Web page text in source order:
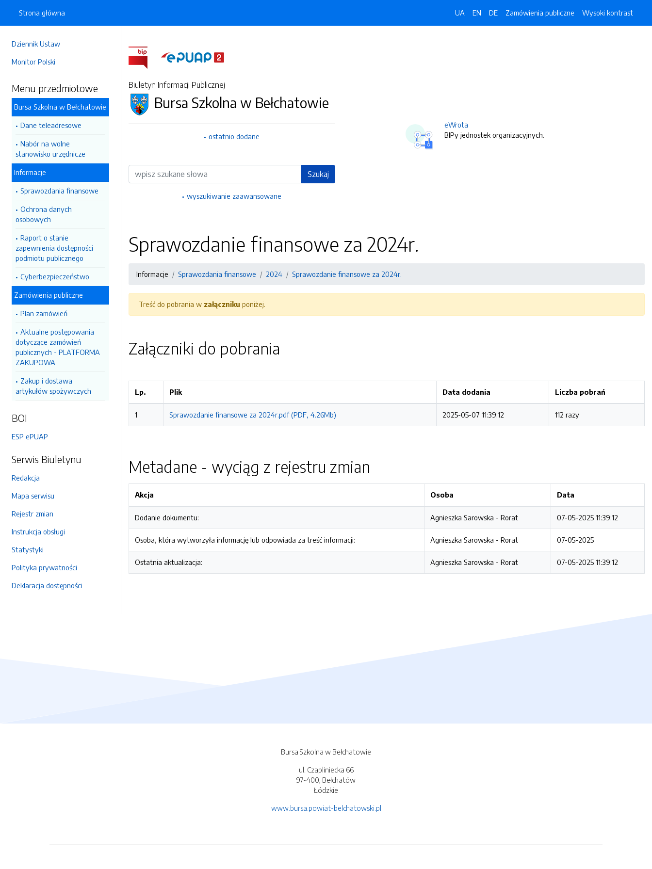
Dziennik Ustaw
Monitor Polski
Menu przedmiotowe
Bursa Szkolna w Bełchatowie
Dane teleadresowe
Nabór na wolne
stanowisko urzędnicze
Informacje
Sprawozdania finansowe
Ochrona danych
osobowych
Raport o stanie
zapewnienia dostępności
podmiotu publicznego
Cyberbezpieczeństwo
Zamówienia publiczne
Plan zamówień
Aktualne postępowania
dotyczące zamówień
publicznych - PLATFORMA
ZAKUPOWA
Zakup i dostawa
artykułów spożywczych
BOI
ESP ePUAP
Serwis Biuletynu
Redakcja
Mapa serwisu
Rejestr zmian
Instrukcja obsługi
Statystyki
Polityka prywatności
Deklaracja dostępności
Strona główna UA EN DE Zamówienia publiczne Wysoki kontrast
Biuletyn Informacji Publicznej
Bursa Szkolna w Bełchatowie
ostatnio dodane
Wyszukiwarka Szukaj
wyszukiwanie zaawansowane
eWrota
BIPy jednostek organizacyjnych.
Sprawozdanie finansowe za 2024r.
Informacje Sprawozdania finansowe 2024 Sprawozdanie finansowe za 2024r.
Treść do pobrania w załączniku poniżej.
Załączniki do pobrania
Lp. Plik Data dodania Liczba pobrań
1 Sprawozdanie finansowe za 2024r.pdf (PDF, 4.26Mb) 2025-05-07 11:39:12 112 razy
Metadane - wyciąg z rejestru zmian
Akcja Osoba Data
Dodanie dokumentu: Agnieszka Sarowska - Rorat 07-05-2025 11:39:12
Osoba, która wytworzyła informację lub odpowiada za treść informacji: Agnieszka Sarowska - Rorat 07-05-2025
Ostatnia aktualizacja: Agnieszka Sarowska - Rorat 07-05-2025 11:39:12
Bursa Szkolna w Bełchatowie
ul. Czapliniecka 66
97-400, Bełchatów
Łódzkie
www.bursa.powiat-belchatowski.pl